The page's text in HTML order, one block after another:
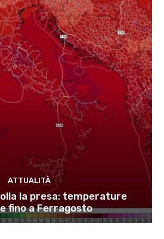
ATTUALITÀ
la presa: temperature
fino a Ferragosto